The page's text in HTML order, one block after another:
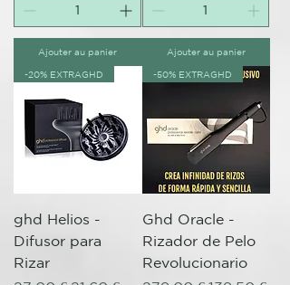
Ajouter au panier Ajouter au panier
-20% EXTRAGHD
ghd Helios -
Difusor para
Rizar
-50% EXTRAGHD
Ghd Oracle -
Rizador de Pelo
Revolucionario